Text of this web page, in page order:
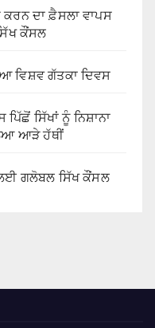
ਦਾ ਫ਼ੈਸਲਾ ਵਾਪਸ
ਕੌਂਸਲ
ਵਿਸ਼ਵ ਗੱਤਕਾ ਦਿਵਸ
ਸਿੱਖਾਂ ਨੂੰ ਨਿਸ਼ਾਨਾ
ਆੜੇ ਹੱਥੀਂ
ਲਈ ਗਲੋਬਲ ਸਿੱਖ ਕੌਂਸਲ